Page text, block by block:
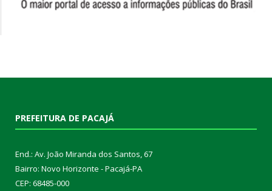
PREFEITURA DE PACAJÁ
End.: Av. João Miranda dos Santos, 67
Bairro: Novo Horizonte - Pacajá-PA
CEP: 68485-000